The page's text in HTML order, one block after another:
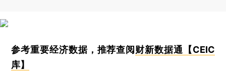
参考重要经济数据，推荐查阅 财新数据通【CEIC
库】